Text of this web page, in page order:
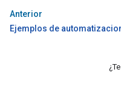
Anterior
Ejemplos de